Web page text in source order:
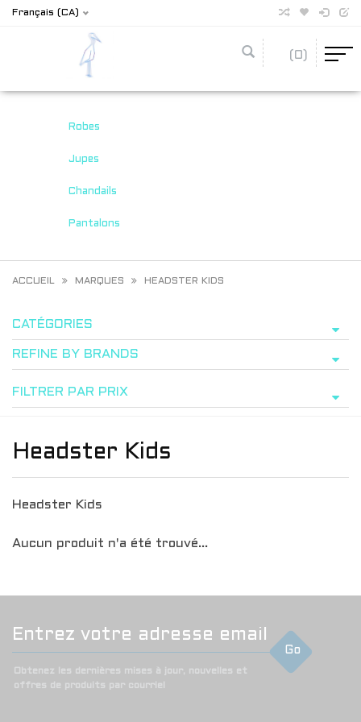
Français (CA)
(0)
Robes
Jupes
Chandails
Pantalons
ACCUEIL MARQUES HEADSTER KIDS
CATÉGORIES
REFINE BY BRANDS
FILTRER PAR PRIX
Headster Kids
Headster Kids
Aucun produit n'a été trouvé...
Go
Obtenez les dernières mises à jour, nouvelles et
offres de produits par courriel